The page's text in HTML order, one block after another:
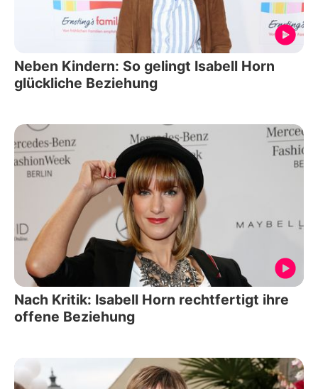
Neben Kindern: So gelingt Isabell Horn
glückliche Beziehung
Nach Kritik: Isabell Horn rechtfertigt ihre
offene Beziehung